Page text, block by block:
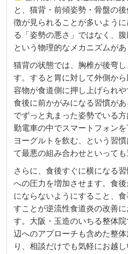
と、猫背・前傾姿勢・骨盤の
徴が見られることが多いよう
る「姿勢の悪さ」ではなく、
という物理的なメカニズムがあ
猫背の状態では、胸椎が後弯
す。すると胃に対して外側か
容物が食道側に押し上げられ
食後に前かがみになる習慣が
でずっと丸まった姿勢でいる
勤電車の中でスマートフォン
ヨーグルトを飲む、という習
て最悪の組み合わせといっても
さらに、食後すぐに横になる
への圧力を増加させます。食
にならないようにすること、
すことが逆流性食道炎の改善
す。大阪・玉造のいちる整体
辺へのアプローチも含めた整
り、相談だけでも気軽にお越